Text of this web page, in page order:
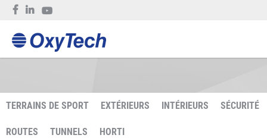
TERRAINS DE SPORT EXTÉRIEURS INTÉRIEURS SÉCURITÉ
ROUTES TUNNELS HORTI